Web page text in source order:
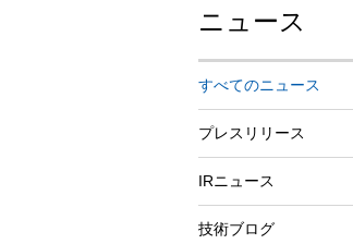
ニュース
すべてのニュース
プレスリリース
IRニュース
技術ブログ